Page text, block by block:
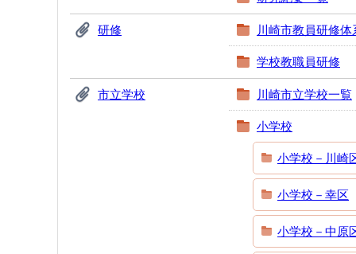
研修 川崎市教員研修体
学校教職員研修
市立学校 川崎市立学校一覧
小学校
小学校－川崎
小学校－幸区
小学校－中原